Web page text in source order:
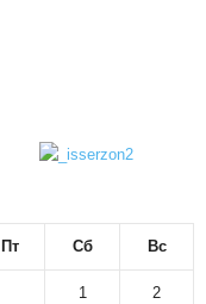
Пт Сб Вс
1 2